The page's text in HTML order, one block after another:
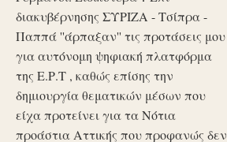
διακυβέρνησης ΣΥΡΙΖΑ - Τσίπρα -
Παππά ''άρπαξαν'' τις προτάσεις μου
για αυτόνομη ψηφιακή πλατφόρμα
της Ε.Ρ.Τ , καθώς επίσης την
δημιουργία θεματικών μέσων που
είχα προτείνει για τα Νότια
προάστια Αττικής που προφανώς δεν